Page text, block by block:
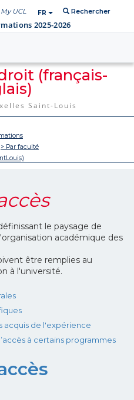
My UCL FR Rechercher
2025-2026
(français-
Saint-Louis
> Par faculté
le paysage de
académique des
être remplies au
à l'université.
acquis de l'expérience
à certains programmes